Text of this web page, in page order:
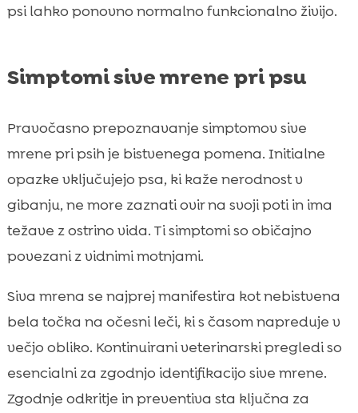
psi lahko ponovno normalno funkcionalno živijo.
Simptomi sive mrene pri psu
Pravočasno prepoznavanje simptomov sive
mrene pri psih je bistvenega pomena. Initialne
opazke vključujejo psa, ki kaže nerodnost v
gibanju, ne more zaznati ovir na svoji poti in ima
težave z ostrino vida. Ti simptomi so običajno
povezani z vidnimi motnjami.
Siva mrena se najprej manifestira kot nebistvena
bela točka na očesni leči, ki s časom napreduje v
večjo obliko. Kontinuirani veterinarski pregledi so
esencialni za zgodnjo identifikacijo sive mrene.
Zgodnje odkritje in preventiva sta ključna za